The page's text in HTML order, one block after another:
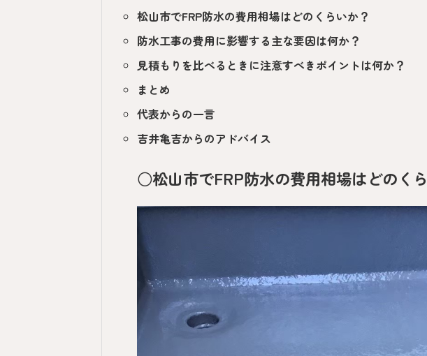
松山市でFRP防水の費用相場はどのくらいか？
防水工事の費用に影響する主な要因は何か？
見積もりを比べるときに注意すべきポイントは何か？
まとめ
代表からの一言
吉井亀吉からのアドバイス
○松山市でFRP防水の費用相場はどのく